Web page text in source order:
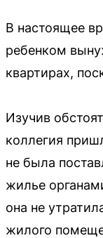
В настоящее
ребенком
квартирах,
Изучив
коллегия
не была
жилье
она не
жилого